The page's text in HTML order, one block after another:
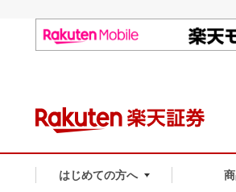
はじめての方へ